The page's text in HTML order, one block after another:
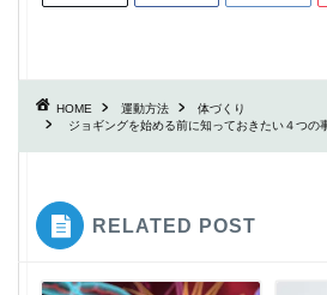
HOME 運動方法
体づくり
ジョギングを始める前に知っておきたい４つの
RELATED POST